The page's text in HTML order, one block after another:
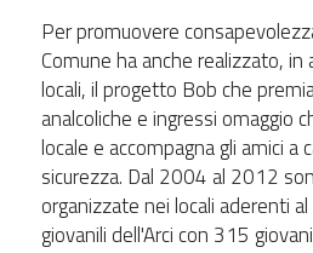
Per promuovere
Comune ha anche realizzato,
locali, il progetto Bob che
analcoliche e ingressi omaggio
locale e accompagna gli amici a
sicurezza. Dal 2004 al 2012
organizzate nei locali aderenti al
giovanili dell'Arci con 315